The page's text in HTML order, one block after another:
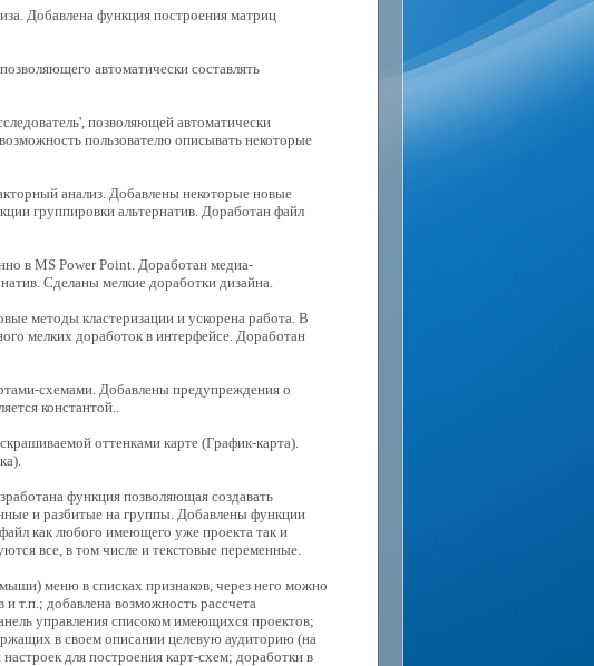
Добавлена функция построения матриц
автоматически составлять
позволяющей автоматически
пользователю описывать некоторые
анализ. Добавлены некоторые новые
группировки альтернатив. Доработан файл
в MS Power Point. Доработан медиа-
Сделаны мелкие доработки дизайна.
методы кластеризации и ускорена работа. В
мелких доработок в интерфейсе. Доработан
схемами. Добавлены предупреждения о
константой..
оттенками карте (График-карта).
функция позволяющая создавать
и разбитые на группы. Добавлены функции
как любого имеющего уже проекта так и
все, в том числе и текстовые переменные.
меню в списках признаков, через него можно
т.п.; добавлена возможность рассчета
управления списоком имеющихся проектов;
в своем описании целевую аудиторию (на
для построения карт-схем; доработки в